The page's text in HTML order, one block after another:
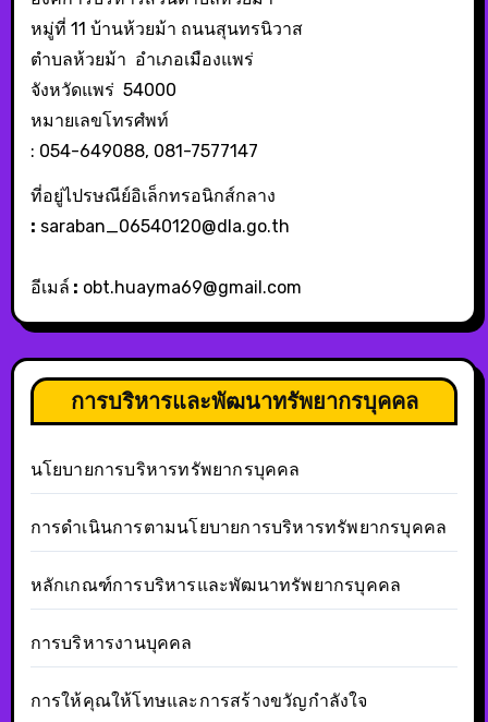
หมู่ที่ 11 บ้านห้วยม้า ถนนสุนทรนิวาส
ตำบลห้วยม้า อำเภอเมืองแพร่
จังหวัดแพร่ 54000
หมายเลขโทรศํพท์
: 054-649088, 081-7577147
ที่อยู่ไปรษณีย์อิเล็กทรอนิกส์กลาง
: saraban_06540120@dla.go.th
อีเมล์ : obt.huayma69@gmail.com
การบริหารและพัฒนาทรัพยากรบุคคล
นโยบายการบริหารทรัพยากรบุคคล
การดำเนินการตามนโยบายการบริหารทรัพยากรบุคคล
หลักเกณฑ์การบริหารและพัฒนาทรัพยากรบุคคล
การบริหารงานบุคคล
การให้คุณให้โทษและการสร้างขวัญกำลังใจ